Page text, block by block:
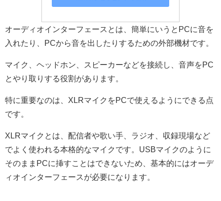
オーディオインターフェースとは、簡単にいうとPCに音を
入れたり、PCから音を出したりするための外部機材です。
マイク、ヘッドホン、スピーカーなどを接続し、音声をPC
とやり取りする役割があります。
特に重要なのは、XLRマイクをPCで使えるようにできる点
です。
XLRマイクとは、配信者や歌い手、ラジオ、収録現場など
でよく使われる本格的なマイクです。USBマイクのように
そのままPCに挿すことはできないため、基本的にはオーデ
ィオインターフェースが必要になります。